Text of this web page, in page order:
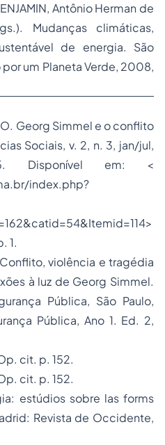
Antônio Herman de
Mudanças climáticas,
de energia. São
um Planeta Verde, 2008,
Georg Simmel e o conflito
Sociais, v. 2, n. 3, jan/jul,
Disponível em: <
index.php?
1.
Conflito, violência e tragédia
à luz de Georg Simmel.
Pública, São Paulo,
Pública, Ano 1. Ed. 2,
cit. p. 152.
cit. p. 152.
estúdios sobre las forms
Revista de Occidente,